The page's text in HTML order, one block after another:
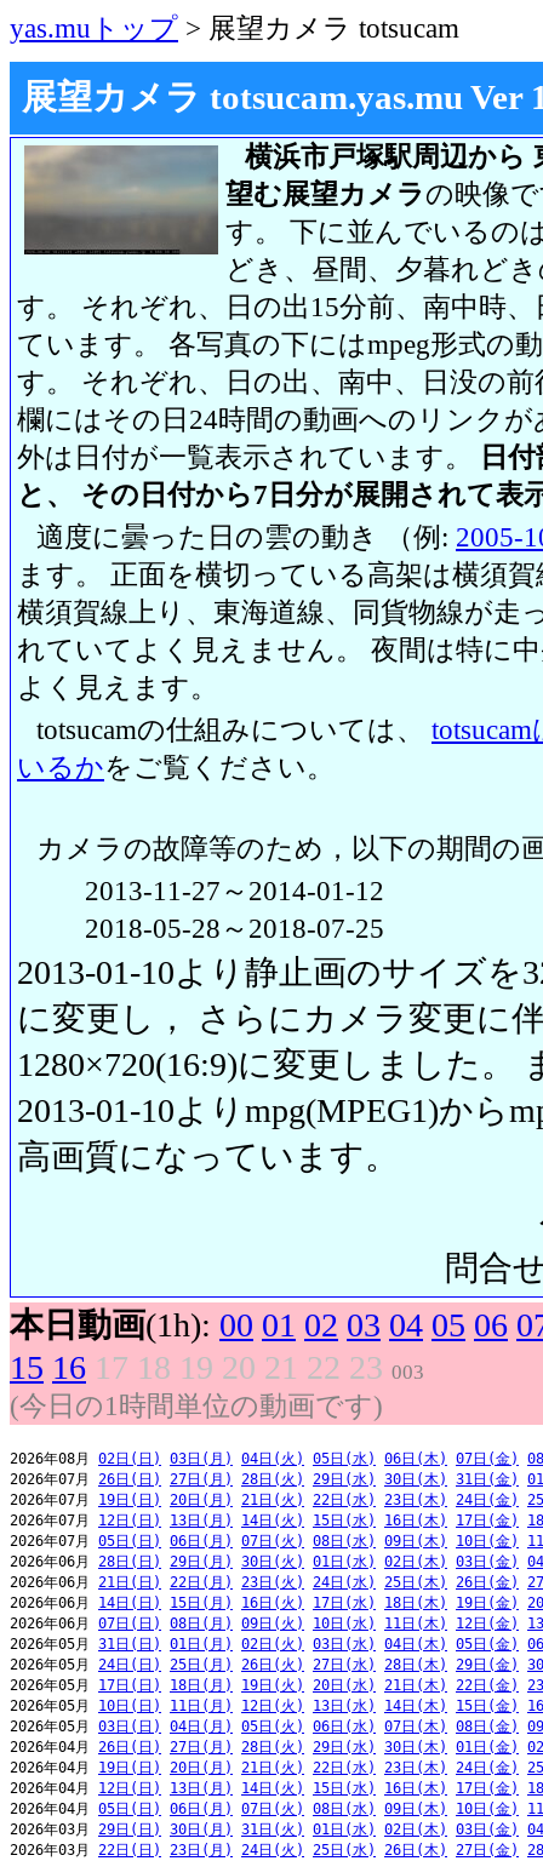
yas.muトップ > 展望カメラ totsucam
展望カメラ totsucam.yas.mu Ver
横浜市戸塚駅周辺から
望む展望カメラの映像
す。 下に並んでいるの
どき、昼間、夕暮れど
す。 それぞれ、日の出15分前、南中時
ています。 各写真の下にはmpeg形式の
す。 それぞれ、日の出、南中、日没の
欄にはその日24時間の動画へのリンク
外は日付が一覧表示されています。
日
と、 その日付から7日分が展開されて表
適度に曇った日の雲の動き （例: 2005-
ます。 正面を横切っている高架は横須
横須賀線上り、東海道線、同貨物線が走
れていてよく見えません。 夜間は特に
よく見えます。
totsucamの仕組みについては、
いるかをご覧ください。
カメラの故障等のため，以下の期間の
2013-11-27～2014-01-12
2018-05-28～2018-07-25
2013-01-10より静止画のサイズを
に変更し， さらにカメラ変更に
1280×720(16:9)に変更しました。
2013-01-10よりmpg(MPEG1)から
高画質になっています。
問合
本日動画(1h): 00 01 02 03 04 05 06
15 16 17 18 19 20 21 22 23 003
(今日の1時間単位の動画です)
2026年08月 02日(日) 03日(月) 04日(火) 05日(水) 06日(木) 07日(金)
2026年07月 26日(日) 27日(月) 28日(火) 29日(水) 30日(木) 31日(金)
2026年07月 19日(日) 20日(月) 21日(火) 22日(水) 23日(木) 24日(金)
2026年07月 12日(日) 13日(月) 14日(火) 15日(水) 16日(木) 17日(金)
2026年07月 05日(日) 06日(月) 07日(火) 08日(水) 09日(木) 10日(金)
2026年06月 28日(日) 29日(月) 30日(火) 01日(水) 02日(木) 03日(金)
2026年06月 21日(日) 22日(月) 23日(火) 24日(水) 25日(木) 26日(金)
2026年06月 14日(日) 15日(月) 16日(火) 17日(水) 18日(木) 19日(金)
2026年06月 07日(日) 08日(月) 09日(火) 10日(水) 11日(木) 12日(金)
2026年05月 31日(日) 01日(月) 02日(火) 03日(水) 04日(木) 05日(金)
2026年05月 24日(日) 25日(月) 26日(火) 27日(水) 28日(木) 29日(金)
2026年05月 17日(日) 18日(月) 19日(火) 20日(水) 21日(木) 22日(金)
2026年05月 10日(日) 11日(月) 12日(火) 13日(水) 14日(木) 15日(金)
2026年05月 03日(日) 04日(月) 05日(火) 06日(水) 07日(木) 08日(金)
2026年04月 26日(日) 27日(月) 28日(火) 29日(水) 30日(木) 01日(金)
2026年04月 19日(日) 20日(月) 21日(火) 22日(水) 23日(木) 24日(金)
2026年04月 12日(日) 13日(月) 14日(火) 15日(水) 16日(木) 17日(金)
2026年04月 05日(日) 06日(月) 07日(火) 08日(水) 09日(木) 10日(金)
2026年03月 29日(日) 30日(月) 31日(火) 01日(水) 02日(木) 03日(金)
2026年03月 22日(日) 23日(月) 24日(火) 25日(水) 26日(木) 27日(金)